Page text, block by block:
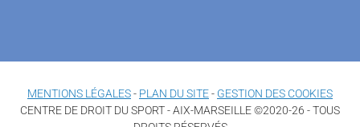
MENTIONS LÉGALES- PLAN DU SITE- GESTION DES COOKIES
CENTRE DE DROIT DU SPORT - AIX-MARSEILLE ©2020-26 - TOUS